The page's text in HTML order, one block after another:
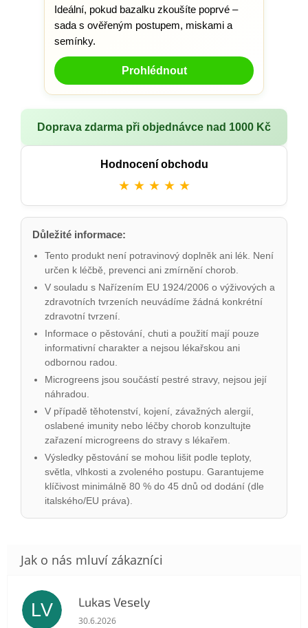
Ideální, pokud bazalku zkoušíte poprvé –
sada s ověřeným postupem, miskami a
semínky.
Prohlédnout
Doprava zdarma při objednávce nad 1000 Kč
Hodnocení obchodu
★ ★ ★ ★ ★
Důležité informace:
Tento produkt není potravinový doplněk ani lék. Není
určen k léčbě, prevenci ani zmírnění chorob.
V souladu s Nařízením EU 1924/2006 o výživových a
zdravotních tvrzeních neuvádíme žádná konkrétní
zdravotní tvrzení.
Informace o pěstování, chuti a použití mají pouze
informativní charakter a nejsou lékařskou ani
odbornou radou.
Microgreens jsou součástí pestré stravy, nejsou její
náhradou.
V případě těhotenství, kojení, závažných alergií,
oslabené imunity nebo léčby chorob konzultujte
zařazení microgreens do stravy s lékařem.
Výsledky pěstování se mohou lišit podle teploty,
světla, vlhkosti a zvoleného postupu. Garantujeme
klíčivost minimálně 80 % do 45 dnů od dodání (dle
italského/EU práva).
LV Lukas Vesely
Hodnocení obchodu je 5 z 5 hvězdiček.
30.6.2026